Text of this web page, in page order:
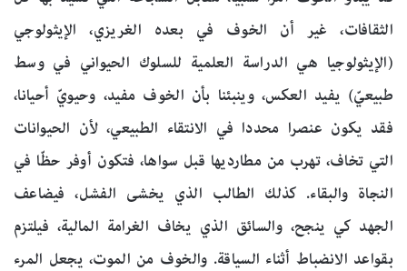
الثقافات، غير أن الخوف في بعده الغريزي، الإيثولوجي
(الإيثولوجيا هي الدراسة العلمية للسلوك الحيواني في وسط
طبيعيّ) يفيد العكس، وينبئنا بأن الخوف مفيد، وحيويّ أحيانا،
فقد يكون عنصرا محددا في الانتقاء الطبيعي، لأن الحيوانات
التي تخاف، تهرب من مطارديها قبل سواها، فتكون أوفر حظّا في
النجاة والبقاء. كذلك الطالب الذي يخشى الفشل، فيضاعف
الجهد كي ينجح، والسائق الذي يخاف الغرامة المالية، فيلتزم
بقواعد الانضباط أثناء السياقة. والخوف من الموت، يجعل المرء